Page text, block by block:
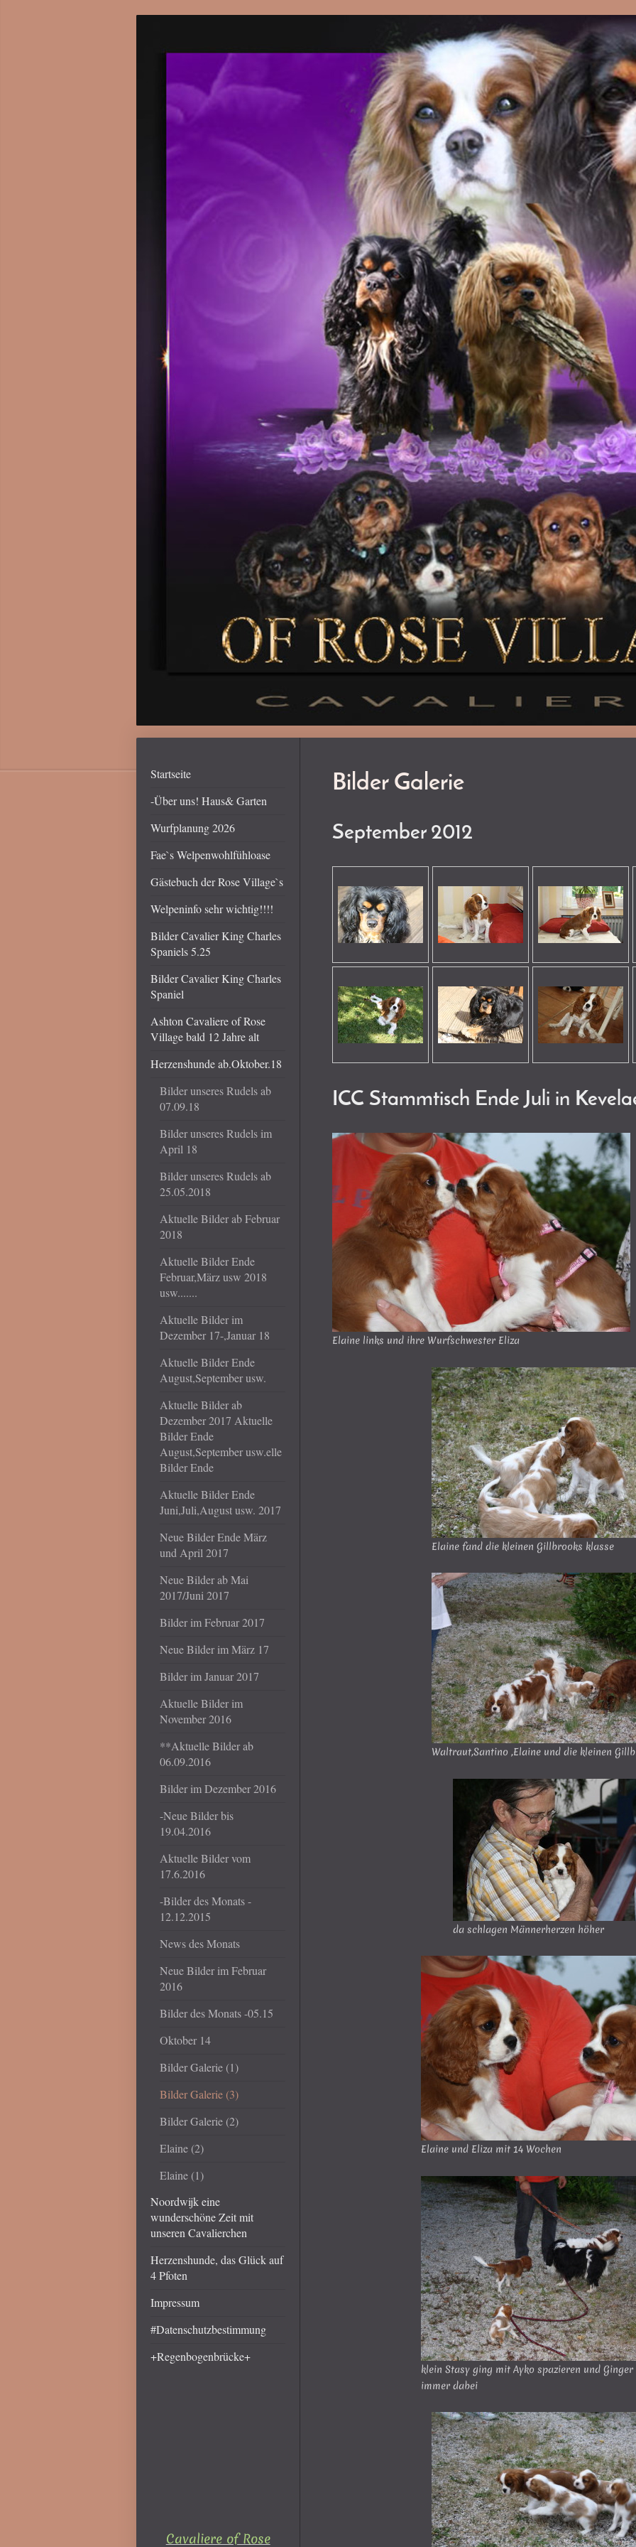
Startseite
-Über uns! Haus& Garten
Wurfplanung 2026
Fae`s Welpenwohlfühloase
Gästebuch der Rose Village`s
Welpeninfo sehr wichtig!!!!
Bilder Cavalier King Charles
Spaniels 5.25
Bilder Cavalier King Charles
Spaniel
Ashton Cavaliere of Rose
Village bald 12 Jahre alt
Herzenshunde ab.Oktober.18
Bilder unseres Rudels ab
07.09.18
Bilder unseres Rudels im
April 18
Bilder unseres Rudels ab
25.05.2018
Aktuelle Bilder ab Februar
2018
Aktuelle Bilder Ende
Februar,März usw 2018
usw.......
Aktuelle Bilder im
Dezember 17-,Januar 18
Aktuelle Bilder Ende
August,September usw.
Aktuelle Bilder ab
Dezember 2017 Aktuelle
Bilder Ende
August,September usw.elle
Bilder Ende
Aktuelle Bilder Ende
Juni,Juli,August usw. 2017
Neue Bilder Ende März
und April 2017
Neue Bilder ab Mai
2017/Juni 2017
Bilder im Februar 2017
Neue Bilder im März 17
Bilder im Januar 2017
Aktuelle Bilder im
November 2016
**Aktuelle Bilder ab
06.09.2016
Bilder im Dezember 2016
-Neue Bilder bis
19.04.2016
Aktuelle Bilder vom
17.6.2016
-Bilder des Monats -
12.12.2015
News des Monats
Neue Bilder im Februar
2016
Bilder des Monats -05.15
Oktober 14
Bilder Galerie (1)
Bilder Galerie (3)
Bilder Galerie (2)
Elaine (2)
Elaine (1)
Noordwijk eine
wunderschöne Zeit mit
unseren Cavalierchen
Herzenshunde, das Glück auf
4 Pfoten
Impressum
#Datenschutzbestimmung
+Regenbogenbrücke+
Bilder Galerie
September 2012
ICC Stammtisch Ende Juli in
Elaine links und ihre Wurfschwester Eliza
Elaine fand die kleinen Gillbrooks klasse
Waltraut,Santino ,Elaine und die kleinen
da schlagen Männerherzen höher
Elaine und Eliza mit 14 Wochen
klein Stasy ging mit Ayko spazieren und
immer dabei
Cavaliere of Rose